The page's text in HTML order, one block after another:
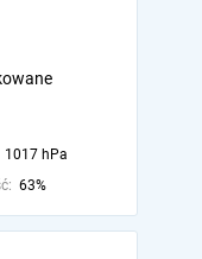
1017 hPa
63%